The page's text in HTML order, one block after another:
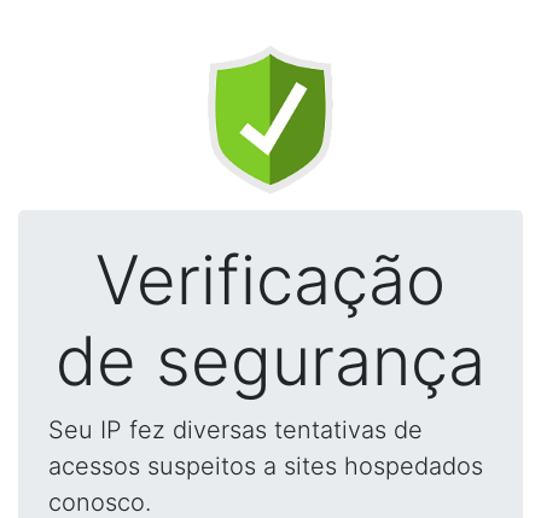
Verificação
de segurança
Seu IP fez diversas tentativas de
acessos suspeitos a sites hospedados
conosco.